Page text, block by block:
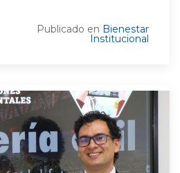
Publicado en Bienestar
Institucional